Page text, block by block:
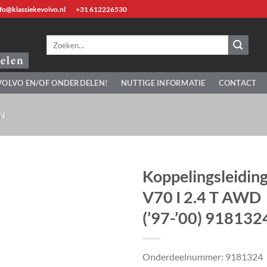
+31 612226530
EN/OF ONDERDELEN! NUTTIGE INFORMATIE CONTACT
V70 I 2.4 T AWD
(’97-’00)
Onderdeelnummer: 9181324